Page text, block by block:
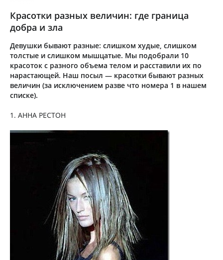
Красотки разных величин: где граница
добра и зла
Девушки бывают разные: слишком худые, слишком
толстые и слишком мышцатые. Мы подобрали 10
красоток с разного объема телом и расставили их по
нарастающей. Наш посыл — красотки бывают разных
величин (за исключением разве что номера 1 в нашем
списке).
1. АННА РЕСТОН